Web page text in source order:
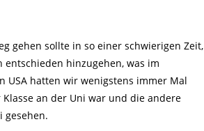
gehen sollte in so einer schwierigen Zeit,
hinzugehen, was im
USA hatten wir wenigstens immer Mal
an der Uni war und die andere
gesehen.